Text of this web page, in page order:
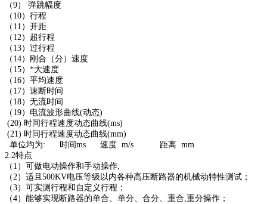
（9） 弹跳幅度
（10）行程
（11）开距
（12）超行程
（13）过行程
（14）刚合（分）速度
（15）*大速度
（16）平均速度
（17）速断时间
（18）无流时间
（19）电流波形曲线(动态)
(20) 时间行程速度动态曲线(ms)
(21) 时间行程速度动态曲线(mm)
单位均为: 时间ms 速度 m/s 距离 mm
2.2特点
（1）可做电动操作和手动操作;
（2）适且500KV电压等级以内各种高压断路器的机械动特性测试；
（3）可实测行程和自定义行程；
（4）能够实现断路器的单合、单分、合分、重合,重分操作；